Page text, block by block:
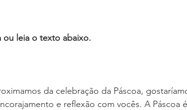
ou leia o texto abaixo.
da celebração da Páscoa,
e reflexão com vocês. A Páscoa